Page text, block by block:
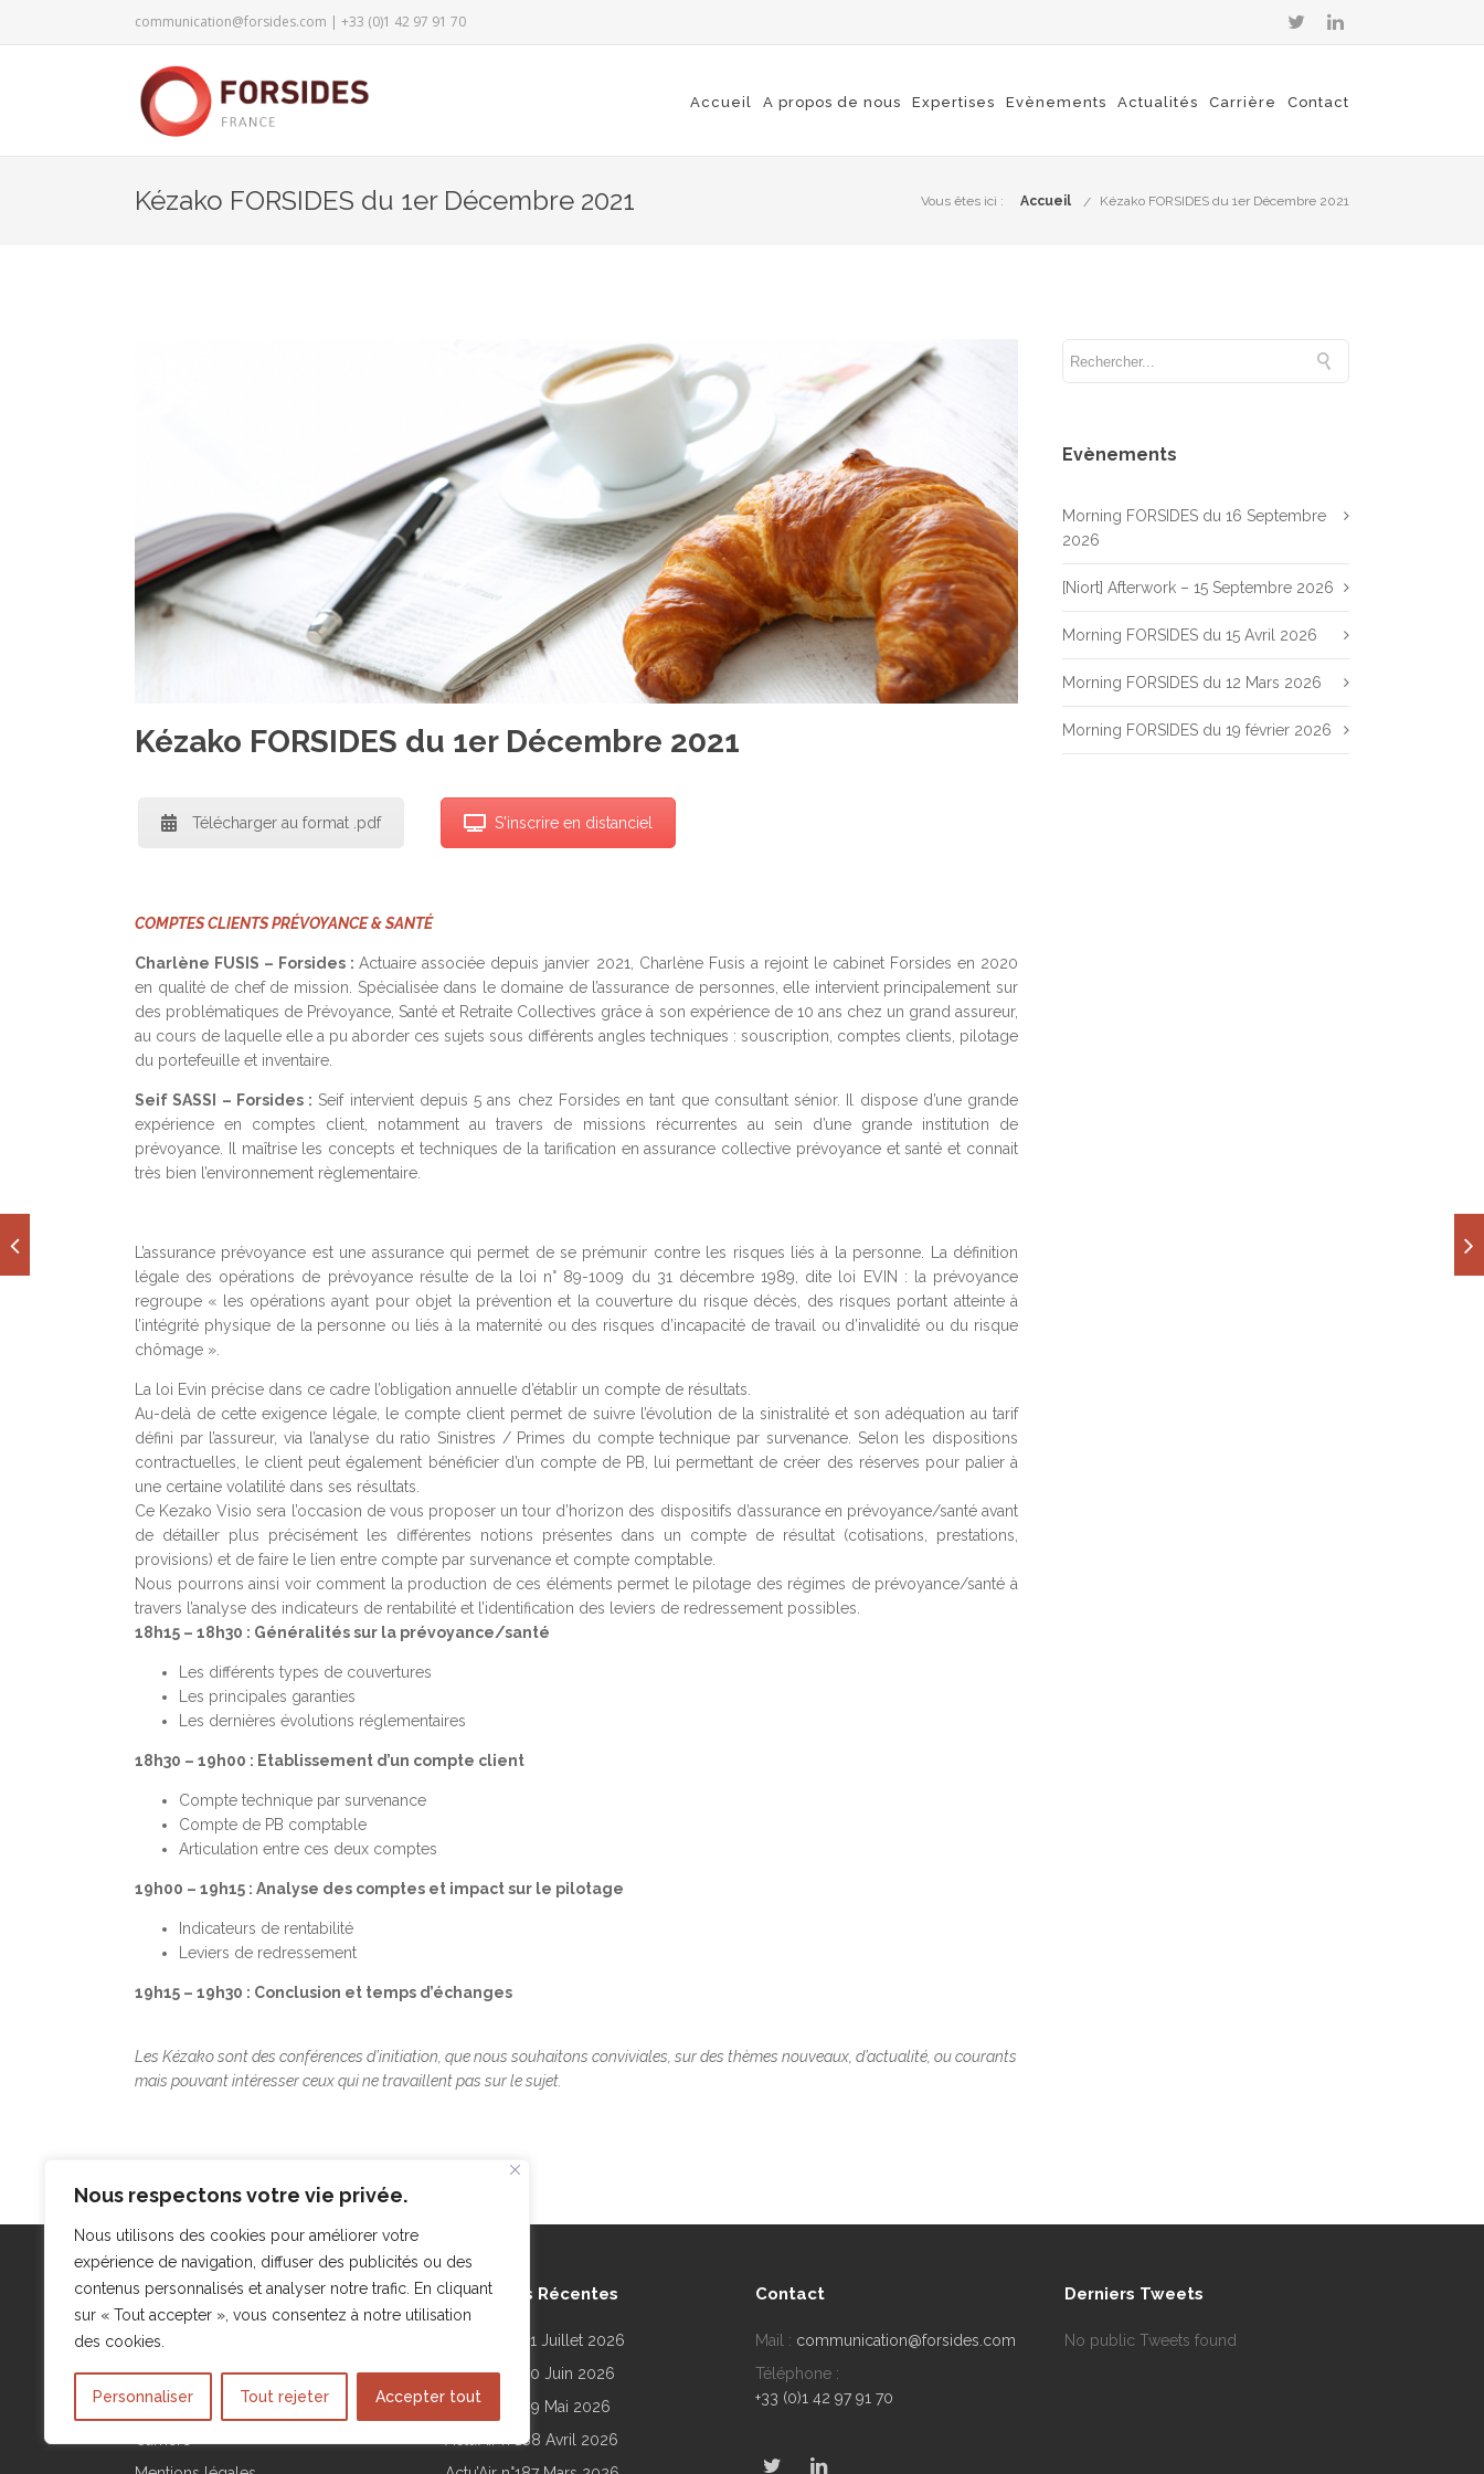
Nous respectons votre vie privée.
Nous utilisons des cookies pour améliorer votre
expérience de navigation, diffuser des publicités ou des
contenus personnalisés et analyser notre trafic. En cliquant
sur « Tout accepter », vous consentez à notre utilisation
des cookies.
Personnaliser Tout rejeter Accepter tout
communication@forsides.com | +33 (0)1 42 97 91 70
Accueil A propos de nous Expertises Evènements Actualités Carrière Contact
Kézako FORSIDES du 1er Décembre 2021 Vous êtes ici : Accueil Kézako FORSIDES du 1er Décembre 2021
Kézako FORSIDES du 1er Décembre 2021
Télécharger au format .pdf S'inscrire en distanciel
COMPTES CLIENTS PRÉVOYANCE & SANTÉ
Charlène FUSIS – Forsides :Actuaire associée depuis janvier 2021, Charlène Fusis a rejoint le cabinet Forsides en 2020
en qualité de chef de mission. Spécialisée dans le domaine de l’assurance de personnes, elle intervient principalement sur
des problématiques de Prévoyance, Santé et Retraite Collectives grâce à son expérience de 10 ans chez un grand assureur,
au cours de laquelle elle a pu aborder ces sujets sous différents angles techniques : souscription, comptes clients, pilotage
du portefeuille et inventaire.
Seif SASSI – Forsides : Seif intervient depuis 5 ans chez Forsides en tant que consultant sénior. Il dispose d’une grande
expérience en comptes client, notamment au travers de missions récurrentes au sein d’une grande institution de
prévoyance. Il maîtrise les concepts et techniques de la tarification en assurance collective prévoyance et santé et connait
très bien l’environnement règlementaire.
L’assurance prévoyance est une assurance qui permet de se prémunir contre les risques liés à la personne. La définition
légale des opérations de prévoyance résulte de la loi n° 89-1009 du 31 décembre 1989, dite loi EVIN : la prévoyance
regroupe « les opérations ayant pour objet la prévention et la couverture du risque décès, des risques portant atteinte à
l’intégrité physique de la personne ou liés à la maternité ou des risques d’incapacité de travail ou d’invalidité ou du risque
chômage ».
La loi Evin précise dans ce cadre l’obligation annuelle d’établir un compte de résultats.
Au-delà de cette exigence légale, le compte client permet de suivre l’évolution de la sinistralité et son adéquation au tarif
défini par l’assureur, via l’analyse du ratio Sinistres / Primes du compte technique par survenance. Selon les dispositions
contractuelles, le client peut également bénéficier d’un compte de PB, lui permettant de créer des réserves pour palier à
une certaine volatilité dans ses résultats.
Ce Kezako Visio sera l’occasion de vous proposer un tour d’horizon des dispositifs d’assurance en prévoyance/santé avant
de détailler plus précisément les différentes notions présentes dans un compte de résultat (cotisations, prestations,
provisions) et de faire le lien entre compte par survenance et compte comptable.
Nous pourrons ainsi voir comment la production de ces éléments permet le pilotage des régimes de prévoyance/santé à
travers l’analyse des indicateurs de rentabilité et l’identification des leviers de redressement possibles.
18h15 – 18h30 : Généralités sur la prévoyance/santé
Les différents types de couvertures
Les principales garanties
Les dernières évolutions réglementaires
18h30 – 19h00 : Etablissement d’un compte client
Compte technique par survenance
Compte de PB comptable
Articulation entre ces deux comptes
19h00 – 19h15 : Analyse des comptes et impact sur le pilotage
Indicateurs de rentabilité
Leviers de redressement
19h15 – 19h30 : Conclusion et temps d’échanges
Les Kézako sont des conférences d’initiation, que nous souhaitons conviviales, sur des thèmes nouveaux, d’actualité, ou courants
mais pouvant intéresser ceux qui ne travaillent pas sur le sujet.
Evènements
Morning FORSIDES du 16 Septembre
2026
[Niort] Afterwork – 15 Septembre 2026
Morning FORSIDES du 15 Avril 2026
Morning FORSIDES du 12 Mars 2026
Morning FORSIDES du 19 février 2026
Menu
Qui sommes-nous ?
Expertises
Actualités
Actualités Récentes
Actu’Air n°191 Juillet 2026
Actu’Air n°190 Juin 2026
Actu’Air n°189 Mai 2026
Actu’Air n°188 Avril 2026
Contact
Mail : communication@forsides.com
Téléphone :
+33 (0)1 42 97 91 70
Derniers Tweets
No public Tweets found